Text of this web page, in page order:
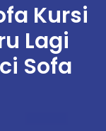
Kursi
Lagi
Sofa